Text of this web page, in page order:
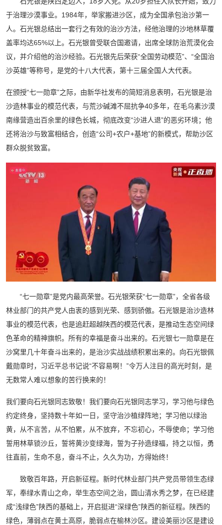
于治理沙漠事业。1984年，举家搬进沙区，成为全国承包治沙第一
人。石光银总结出一套行之有效的治沙方法，经他治理的沙地林草覆
盖率均达65%以上。石光银曾受联合国邀请，出席全球防治荒漠化会
议，并介绍他的治沙经验。石光银先后荣获“全国劳动模范”、“全国治
沙英雄”等称号，是党的十八大代表，第十三届全国人大代表。
在颁授“七一勋章”之际，由新华社发布的简短消息表明，石光银是治
沙造林事业的模范代表，与荒沙碱滩不屈抗争40多年，在毛乌素沙漠
南缘营造出百余里的绿色长城，彻底改变“沙进人退”的恶劣环境；他
还将治沙与致富相结合，创造“公司+农户+基地”的新模式，帮助沙区
群众脱贫致富。
“七一勋章”是党内最高荣誉。石光银荣获“七一勋章”，全省各级
林业部门的共产党人由衷的感到光荣、感到骄傲。石光银是治沙造林
事业的模范代表，也是追赶超越陕西的模范代表，是推动生态空间绿
色革命的精神旗帜。所有的幸福是奋斗出来的。石光银七一勋章是在
沙窝里几十年奋斗出来的，是治沙实战战绩积累出来的。向石光银佩
戴勋章时，习近平总书记说“不容易啊！”令万人注目的高光时刻，是
无数常人难以想象的苦行换来的！
我们要向石光银同志致敬！我们要向石光银同志学习，学习他与绿色
约定终身，坚持数十年如一日，坚守治沙植绿阵地；学习他以绿治
黄，从不言苦，从不怕累，从不放弃，不忘初心，不辱使命；学习他
誓用林草锁沙丘，誓将黄沙变绿海，誓为子孙造绿福，持之以恒，勇
往直前，生命不息，奋斗不止，久久为功，方得始终！
致敬百年路，开启新征程。新时代林业部门共产党员带领生态绿
军，奉绿水青山之命，举生态空间之治，圆山清水秀之梦，在已经建
成“浅绿色”陕西的基础上，开启挺进“深绿色”陕西的新征程。陕西的
绿色，薄弱点在黄土高原，脆弱点在榆林沙区。建设美丽沙区是建设